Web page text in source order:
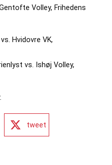
Volley, Frihedens
Hvidovre VK,
vs. Ishøj Volley,
tweet